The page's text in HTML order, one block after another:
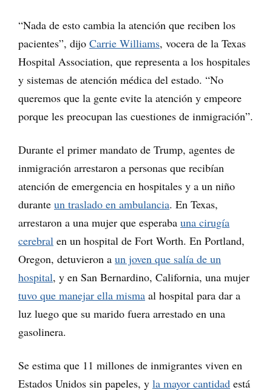
“Nada de esto cambia la atención que reciben los
pacientes”, dijo Carrie Williams, vocera de la Texas
Hospital Association, que representa a los hospitales
y sistemas de atención médica del estado. “No
queremos que la gente evite la atención y empeore
porque les preocupan las cuestiones de inmigración”.
Durante el primer mandato de Trump, agentes de
inmigración arrestaron a personas que recibían
atención de emergencia en hospitales y a un niño
durante un traslado en ambulancia. En Texas,
arrestaron a una mujer que esperaba una cirugía
cerebral en un hospital de Fort Worth. En Portland,
Oregon, detuvieron a un joven que salía de un
hospital, y en San Bernardino, California, una mujer
tuvo que manejar ella misma al hospital para dar a
luz luego que su marido fuera arrestado en una
gasolinera.
Se estima que 11 millones de inmigrantes viven en
Estados Unidos sin papeles, y la mayor cantidad está